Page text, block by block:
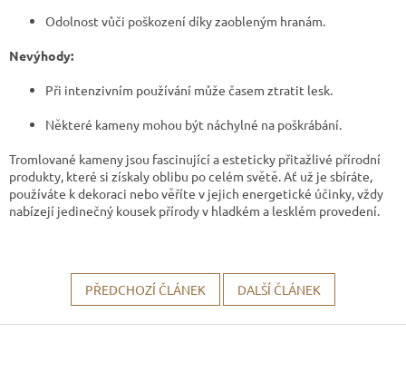
Odolnost vůči poškození díky zaobleným hranám.
Nevýhody:
Při intenzivním používání může časem ztratit lesk.
Některé kameny mohou být náchylné na poškrábání.
Tromlované kameny jsou fascinující a esteticky přitažlivé přírodní
produkty, které si získaly oblibu po celém světě. Ať už je sbíráte,
používáte k dekoraci nebo věříte v jejich energetické účinky, vždy
nabízejí jedinečný kousek přírody v hladkém a lesklém provedení.
PŘEDCHOZÍ ČLÁNEK DALŠÍ ČLÁNEK
Z